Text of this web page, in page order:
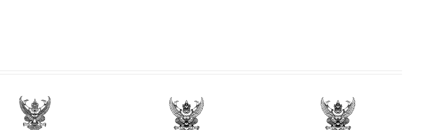
ประกาศวิทยาลัยฯ เรื่อง
เรื่อง กำหนดการ และอัตรา
ประกาศวิทยาลัยฯ เรื่อง
การเปิดประมูลผู้เช่าร้านค้า